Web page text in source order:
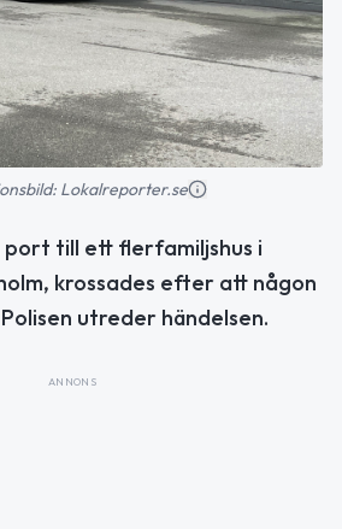
Lokalreporter.se
port till ett flerfamiljshus i
krossades efter att någon
utreder händelsen.
ANNONS